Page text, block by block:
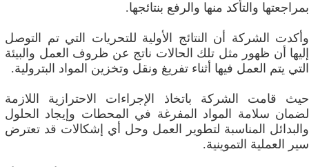
بمراجعتها والتأكد منها والرفع بنتائجها.
وأكدت الشركة أن النتائج الأولية للتحريات التي تم التوصل
إليها أن ظهور مثل تلك الحالات ناتج عن ظروف العمل والبيئة
التي يتم العمل فيها أثناء تفريغ ونقل وتخزين المواد البترولية.
حيث قامت الشركة باتخاذ الإجراءات الاحترازية اللازمة
لضمان سلامة المواد المفرغة في المحطات وإيجاد الحلول
والبدائل المناسبة لتطوير العمل وحل أي إشكالات قد تعترض
سير العملية التموينية.